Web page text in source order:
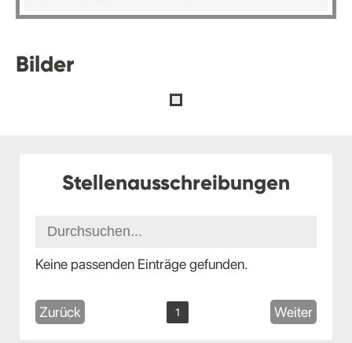
Bilder
Stellenausschreibungen
Keine passenden Einträge gefunden.
Zurück 1 Weiter